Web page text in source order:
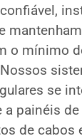
o mínimo
se
painéis de
de cabos